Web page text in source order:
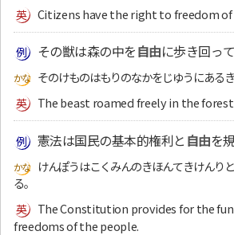
Citizens have the right to freedom of
その獣は森の中を自由に歩き回っ
そのけものはもりのなかをじゆうにある
The beast roamed freely in the
憲法は国民の基本的権利と 自由を
けんぽうはこくみんのきほんてきけんり
る。
The Constitution provides for the
freedoms of the people.